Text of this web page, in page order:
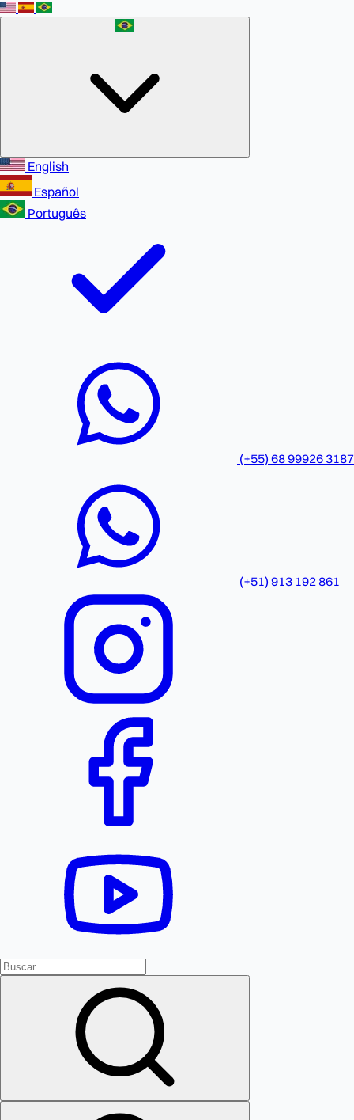
English
Español
Português
(+55) 68 99926 3187
(+51) 913 192 861